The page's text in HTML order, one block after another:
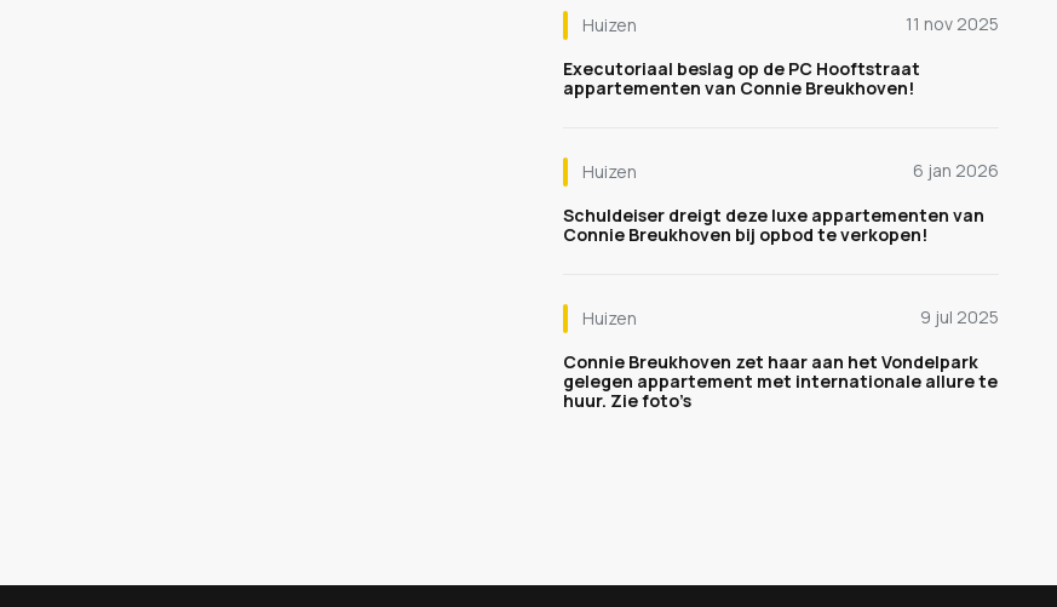
Huizen
11 nov 2025
Executoriaal beslag op de PC Hooftstraat
appartementen van Connie Breukhoven!
Huizen
6 jan 2026
Schuldeiser dreigt deze luxe appartementen van
Connie Breukhoven bij opbod te verkopen!
Huizen
9 jul 2025
Connie Breukhoven zet haar aan het Vondelpark
gelegen appartement met internationale allure te
huur. Zie foto’s